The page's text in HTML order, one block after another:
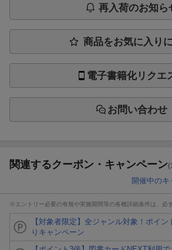
再入荷のお知ら
商品をお気に入り
電子書籍化リクエ
お問い合わせ
関連するクーポン・キャンペーン
開催中の
※エントリー必要の有無や実施期間等の各種詳細条件は、必
【対象者限定】全ジャンル対象！ポイ
りキャンペーン